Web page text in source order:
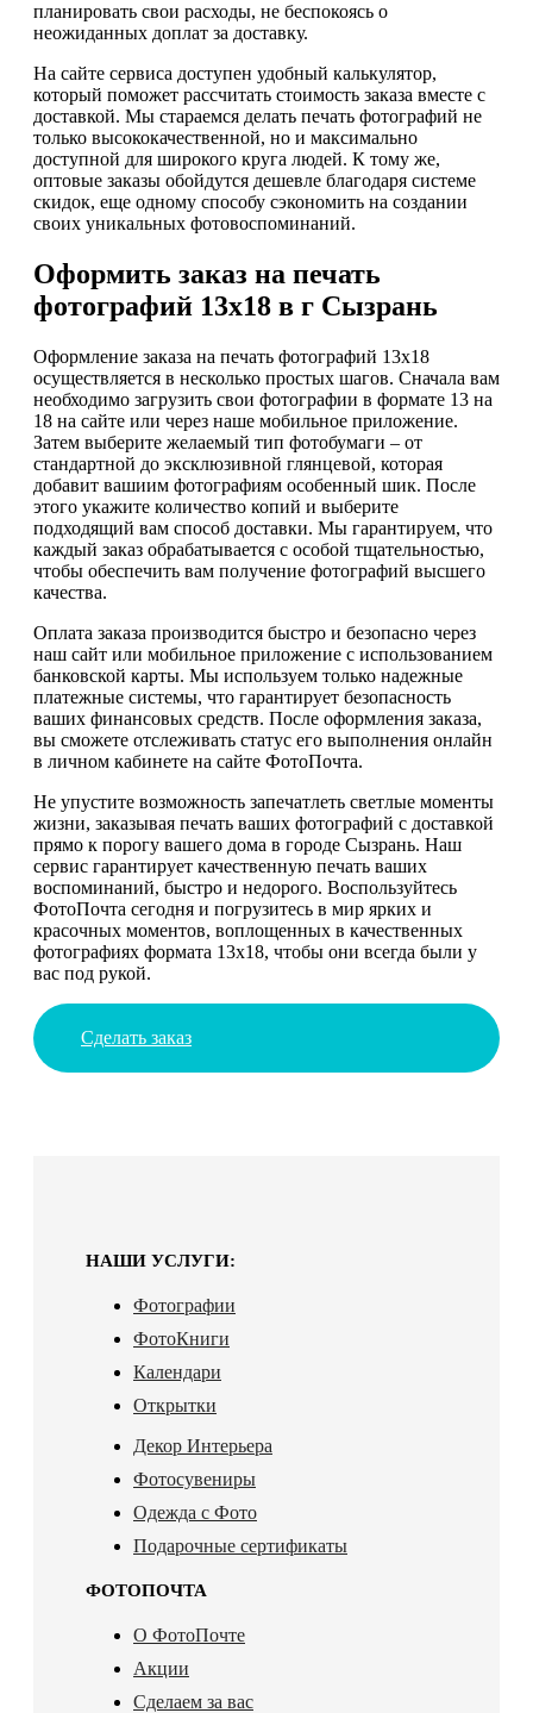
планировать свои расходы, не беспокоясь о
неожиданных доплат за доставку.
На сайте сервиса доступен удобный калькулятор,
который поможет рассчитать стоимость заказа вместе с
доставкой. Мы стараемся делать печать фотографий не
только высококачественной, но и максимально
доступной для широкого круга людей. К тому же,
оптовые заказы обойдутся дешевле благодаря системе
скидок, еще одному способу сэкономить на создании
своих уникальных фотовоспоминаний.
Оформить заказ на печать
фотографий 13х18 в г Сызрань
Оформление заказа на печать фотографий 13х18
осуществляется в несколько простых шагов. Сначала вам
необходимо загрузить свои фотографии в формате 13 на
18 на сайте или через наше мобильное приложение.
Затем выберите желаемый тип фотобумаги – от
стандартной до эксклюзивной глянцевой, которая
добавит вашиим фотографиям особенный шик. После
этого укажите количество копий и выберите
подходящий вам способ доставки. Мы гарантируем, что
каждый заказ обрабатывается с особой тщательностью,
чтобы обеспечить вам получение фотографий высшего
качества.
Оплата заказа производится быстро и безопасно через
наш сайт или мобильное приложение с использованием
банковской карты. Мы используем только надежные
платежные системы, что гарантирует безопасность
ваших финансовых средств. После оформления заказа,
вы сможете отслеживать статус его выполнения онлайн
в личном кабинете на сайте ФотоПочта.
Не упустите возможность запечатлеть светлые моменты
жизни, заказывая печать ваших фотографий с доставкой
прямо к порогу вашего дома в городе Сызрань. Наш
сервис гарантирует качественную печать ваших
воспоминаний, быстро и недорого. Воспользуйтесь
ФотоПочта сегодня и погрузитесь в мир ярких и
красочных моментов, воплощенных в качественных
фотографиях формата 13х18, чтобы они всегда были у
вас под рукой.
Сделать заказ
НАШИ УСЛУГИ:
Фотографии
ФотоКниги
Календари
Открытки
Декор Интерьера
Фотосувениры
Одежда с Фото
Подарочные сертификаты
ФОТОПОЧТА
О ФотоПочте
Акции
Сделаем за вас